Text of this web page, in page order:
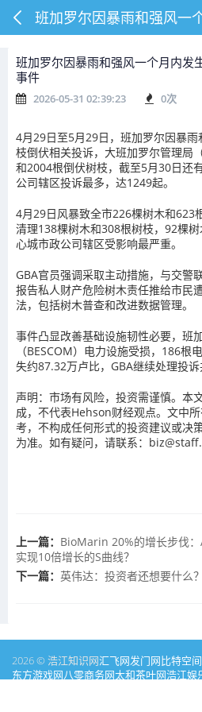
班加罗尔因暴雨和强风一个月内发
事件
2026-05-31 02:39:23 0次
4月29日至5月29日，班加罗尔因暴
枝倒伏相关投诉，大班加罗尔管理局
和2004根倒伏树枝，截至5月30日还
公司辖区投诉最多，达1249起。
4月29日风暴致全市226棵树木和623
清理138棵树木和308根树枝，92棵
心城市政公司辖区受影响最严重。
GBA官员强调采取主动措施，与交警
报告私人财产危险树木责任推给市民
法，包括树木普查和改进数据管理。
事件凸显改善基础设施韧性必要，班
（BESCOM）电力设施受损，186根
失约87.32万卢比，GBA继续处理投诉
声明：市场有风险，投资需谨慎。本
成，不代表Hehson财经观点。文中
考，不构成任何形式的投资建议或决
为准。如有疑问，请联系：
上一篇： BioMarin 20%的增长步伐
实现10倍增长的S曲线？
下一篇： 英伟达：投资者还想要什么
2026 © 浩江知识网汇飞网发门网比特空间
东方游戏网八零商务网太和茶叶网浩江娱